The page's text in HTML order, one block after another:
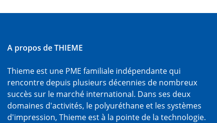
A propos de THIEME
Thieme est une PME familiale indépendante qui
rencontre depuis plusieurs décennies de nombreux
succès sur le marché international. Dans ses deux
domaines d'activités, le polyuréthane et les systèmes
d'impression, Thieme est à la pointe de la technologie.